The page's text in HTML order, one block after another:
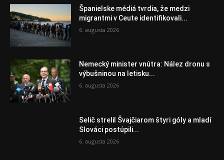
Španielske médiá tvrdia, že medzi
migrantmi v Ceute identifikovali...
6. augusta 2026
Nemecký minister vnútra: Nález dronu s
výbušninou na letisku...
6. augusta 2026
Selič strelil Švajčiarom štyri góly a mladí
Slováci postúpili...
6. augusta 2026